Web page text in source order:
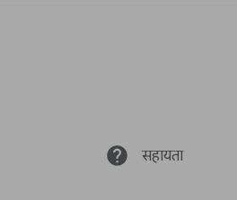
help सहायता